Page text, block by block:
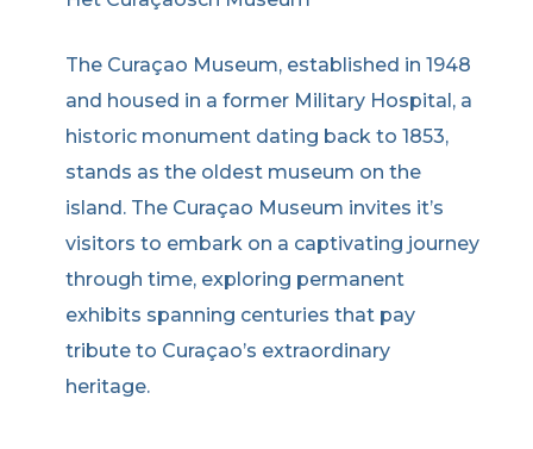
The Curaçao Museum, established in 1948
and housed in a former Military Hospital, a
historic monument dating back to 1853,
stands as the oldest museum on the
island. The Curaçao Museum invites it’s
visitors to embark on a captivating journey
through time, exploring permanent
exhibits spanning centuries that pay
tribute to Curaçao’s extraordinary
heritage.